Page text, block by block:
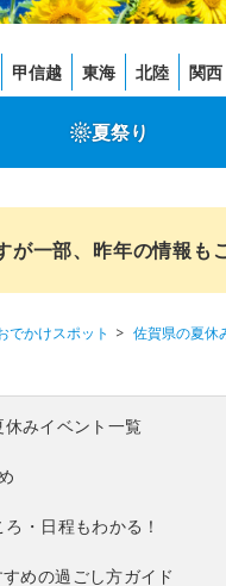
甲信越 東海 北陸 関西
夏祭り
一部、昨年の情報も
でかけスポット 佐賀県の夏休
みイベント一覧
・日程もわかる！
めの過ごし方ガイド